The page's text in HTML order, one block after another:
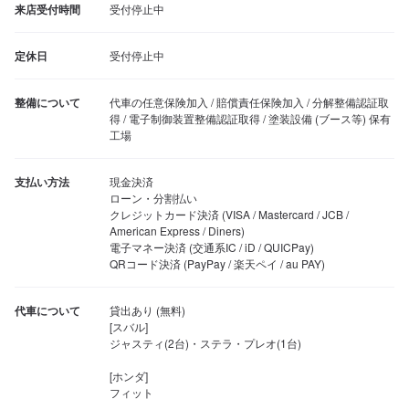
来店受付時間 受付停止中
定休日 受付停止中
整備について
代車の任意保険加入 / 賠償責任保険加入 / 分解整備認証取
得 / 電子制御装置整備認証取得 / 塗装設備 (ブース等) 保有
工場
支払い方法
現金決済
ローン・分割払い
クレジットカード決済 (VISA / Mastercard / JCB /
American Express / Diners)
電子マネー決済 (交通系IC / iD / QUICPay)
QRコード決済 (PayPay / 楽天ペイ / au PAY)
代車について
貸出あり (無料)
[スバル]
ジャスティ(2台)・ステラ・プレオ(1台)
[ホンダ]
フィット